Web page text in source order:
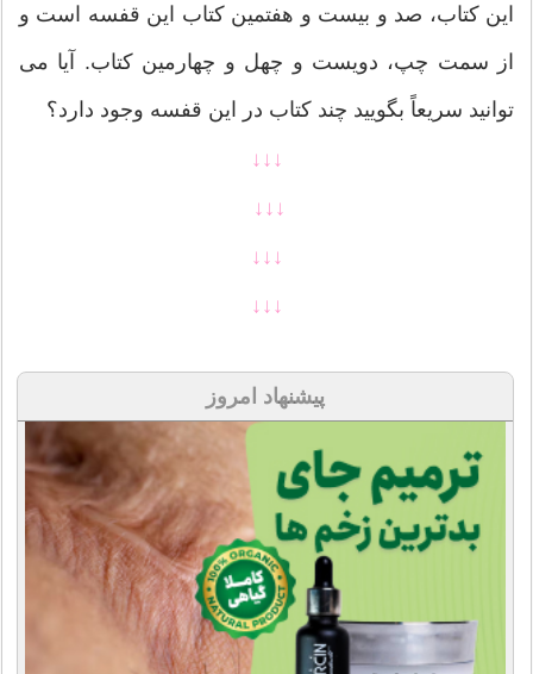
این کتاب، صد و بیست و هفتمین کتاب این قفسه است و
از سمت چپ، دویست و چهل و چهارمین کتاب. آیا می
توانید سریعاً بگویید چند کتاب در این قفسه وجود دارد؟
↓↓↓
↓↓↓
↓↓↓
↓↓↓
پیشنهاد امروز